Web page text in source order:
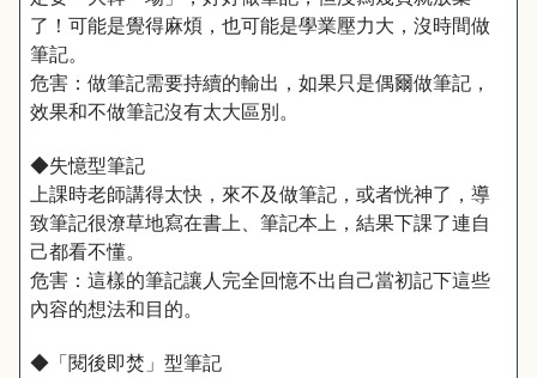
了！可能是覺得麻煩，也可能是學業壓力大，沒時間做
筆記。
危害：做筆記需要持續的輸出，如果只是偶爾做筆記，
效果和不做筆記沒有太大區別。
◆失憶型筆記
上課時老師講得太快，來不及做筆記，或者恍神了，導
致筆記很潦草地寫在書上、筆記本上，結果下課了連自
己都看不懂。
危害：這樣的筆記讓人完全回憶不出自己當初記下這些
內容的想法和目的。
◆「閱後即焚」型筆記